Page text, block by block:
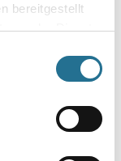
bereitgestellt
der Dienste